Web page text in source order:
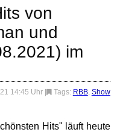
von
und
im
14:45 Uhr Tags: RBB, Show
Hits" läuft heute